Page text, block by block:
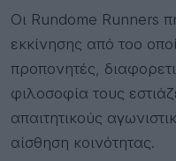
Οι Rundome Runners
εκκίνησης από τοο
προπονητές,
φιλοσοφία τους
απαιτητικούς
αίσθηση κοινότητας.